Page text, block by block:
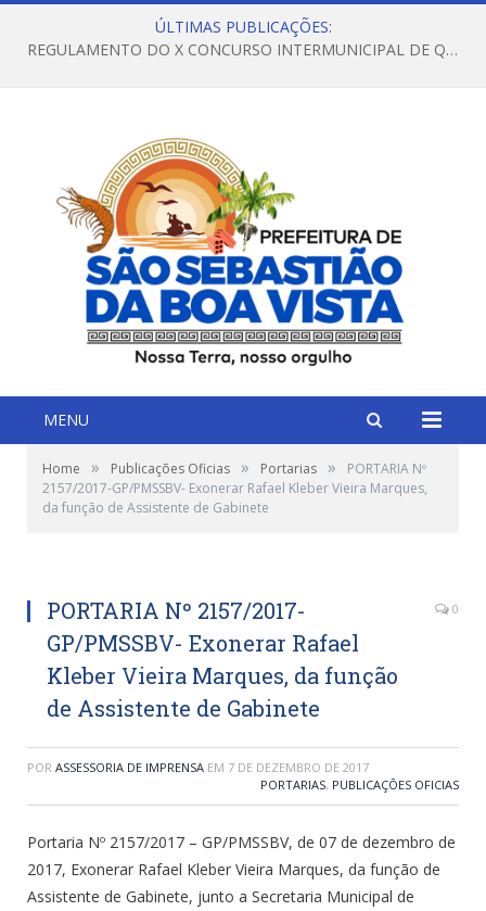
ÚLTIMAS PUBLICAÇÕES:
REGULAMENTO DO X CONCURSO INTERMUNICIPAL DE QUADRILHAS JUNINAS – 2026 – ARRAIÁ DA VENEZA
MENU
Home » Publicações Oficias » Portarias »
PORTARIA Nº
2157/2017-GP/PMSSBV- Exonerar Rafael Kleber Vieira Marques,
da função de Assistente de Gabinete
PORTARIA Nº 2157/2017-
GP/PMSSBV- Exonerar Rafael
Kleber Vieira Marques, da função
de Assistente de Gabinete
0
POR ASSESSORIA DE IMPRENSA EM 7 DE DEZEMBRO DE 2017
PORTARIAS, PUBLICAÇÕES OFICIAS
Portaria Nº 2157/2017 – GP/PMSSBV, de 07 de dezembro de
2017, Exonerar Rafael Kleber Vieira Marques, da função de
Assistente de Gabinete, junto a Secretaria Municipal de